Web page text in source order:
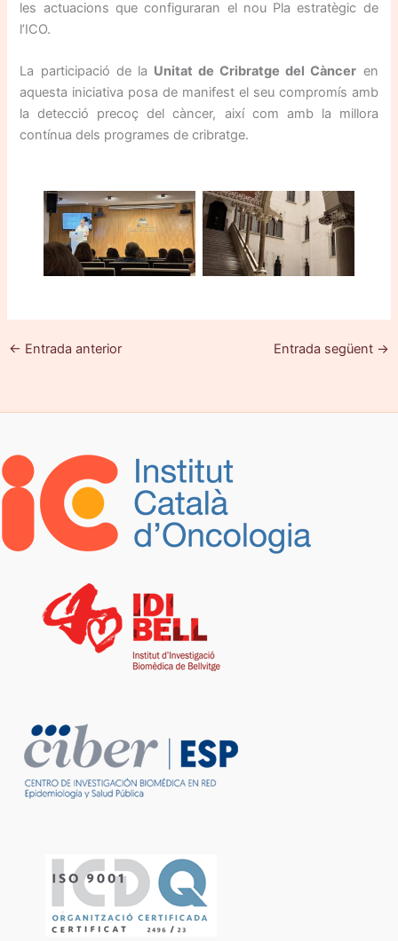
les actuacions que configuraran el nou Pla estratègic de
l’ICO.
La participació de la Unitat de Cribratge del Càncer en
aquesta iniciativa posa de manifest el seu compromís amb
la detecció precoç del càncer, així com amb la millora
contínua dels programes de cribratge.
← Entrada anterior Entrada següent →